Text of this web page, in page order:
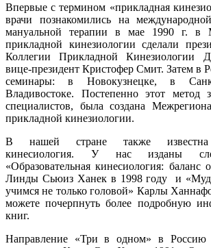
Впервые с термином «прикладная
врачи познакомились на
мануальной терапии в мае 1990 г. в
прикладной кинезиологии сделали
Коллегии Прикладной Кинезиологии
вице-президент Кристофер Смит. Затем в
семинары: в Новокузнецке, в
Владивостоке. Постепенно этот метод
специалистов, была создана
прикладной кинезиологии.
В нашей стране также известна
кинесиология. У нас изданы
«Образовательная кинесиология: баланс
Линды Сьюиз Ханек в 1998 году и
учимся не только головой» Карлы
можете почерпнуть более подробную
книг.
Направление «Три в одном» в Россию